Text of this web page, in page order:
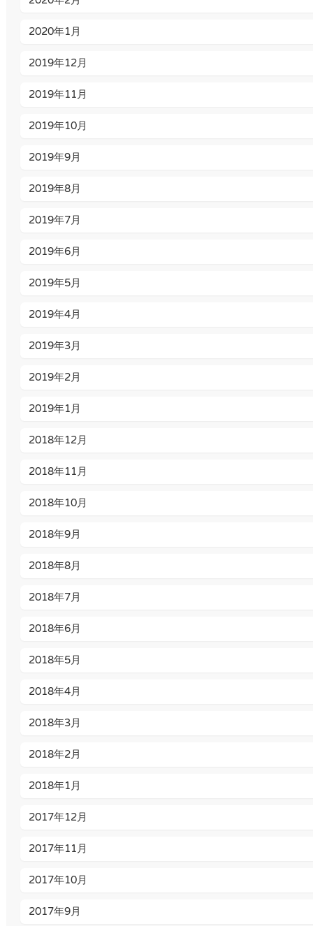
2020年1月
2019年12月
2019年11月
2019年10月
2019年9月
2019年8月
2019年7月
2019年6月
2019年5月
2019年4月
2019年3月
2019年2月
2019年1月
2018年12月
2018年11月
2018年10月
2018年9月
2018年8月
2018年7月
2018年6月
2018年5月
2018年4月
2018年3月
2018年2月
2018年1月
2017年12月
2017年11月
2017年10月
2017年9月